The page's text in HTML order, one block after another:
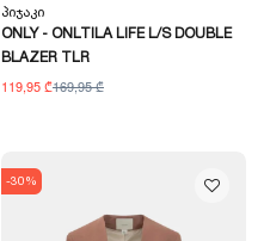
Პიჯაკი
ONLY - ONLTILA LIFE L/S DOUBLE
BLAZER TLR
119,95 ₾169,95 ₾
-30%